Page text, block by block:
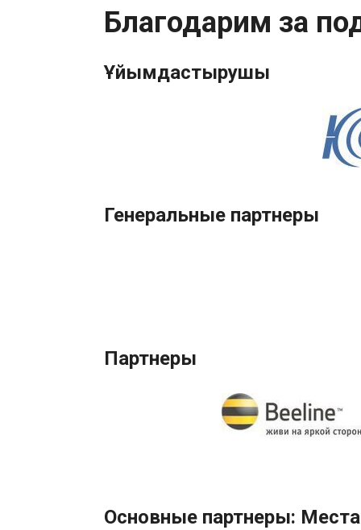
Благодарим за
Ұйымдастырушы
Генеральные партнеры
Партнеры
Основные партнеры: